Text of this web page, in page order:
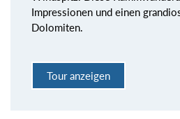
Impressionen und einen
Dolomiten.
Tour anzeigen